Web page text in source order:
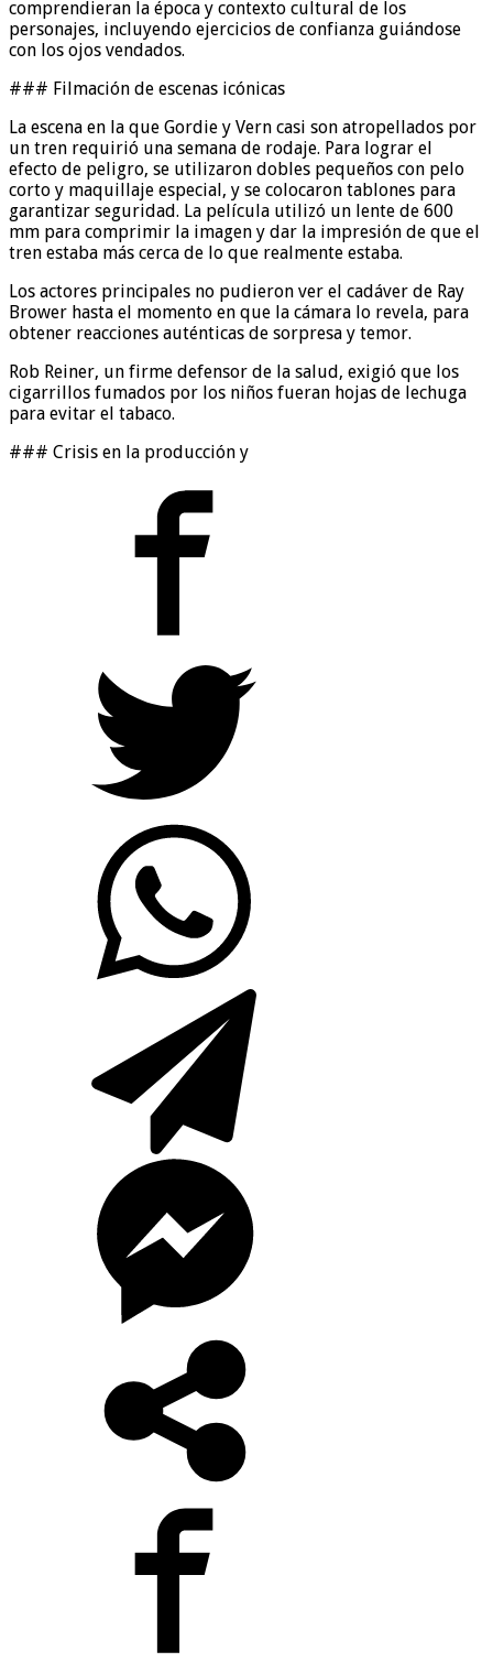
comprendieran la época y contexto cultural de los
personajes, incluyendo ejercicios de confianza guiándose
con los ojos vendados.
### Filmación de escenas icónicas
La escena en la que Gordie y Vern casi son atropellados por
un tren requirió una semana de rodaje. Para lograr el
efecto de peligro, se utilizaron dobles pequeños con pelo
corto y maquillaje especial, y se colocaron tablones para
garantizar seguridad. La película utilizó un lente de 600
mm para comprimir la imagen y dar la impresión de que el
tren estaba más cerca de lo que realmente estaba.
Los actores principales no pudieron ver el cadáver de Ray
Brower hasta el momento en que la cámara lo revela, para
obtener reacciones auténticas de sorpresa y temor.
Rob Reiner, un firme defensor de la salud, exigió que los
cigarrillos fumados por los niños fueran hojas de lechuga
para evitar el tabaco.
### Crisis en la producción y